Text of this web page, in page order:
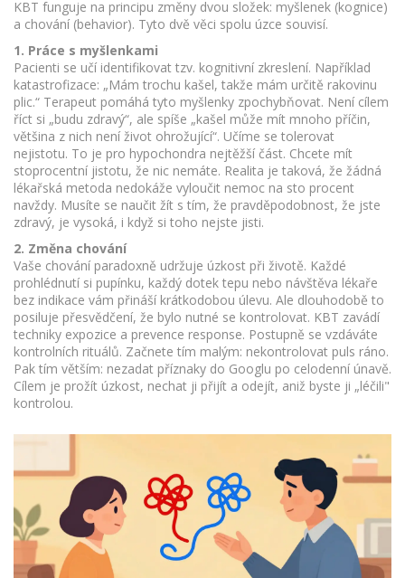
KBT funguje na principu změny dvou složek: myšlenek (kognice)
a chování (behavior). Tyto dvě věci spolu úzce souvisí.
1. Práce s myšlenkami
Pacienti se učí identifikovat tzv. kognitivní zkreslení. Například
katastrofizace: „Mám trochu kašel, takže mám určitě rakovinu
plic.“ Terapeut pomáhá tyto myšlenky zpochybňovat. Není cílem
říct si „budu zdravý“, ale spíše „kašel může mít mnoho příčin,
většina z nich není život ohrožující“. Učíme se tolerovat
nejistotu. To je pro hypochondra nejtěžší část. Chcete mít
stoprocentní jistotu, že nic nemáte. Realita je taková, že žádná
lékařská metoda nedokáže vyloučit nemoc na sto procent
navždy. Musíte se naučit žít s tím, že pravděpodobnost, že jste
zdravý, je vysoká, i když si toho nejste jisti.
2. Změna chování
Vaše chování paradoxně udržuje úzkost při životě. Každé
prohlédnutí si pupínku, každý dotek tepu nebo návštěva lékaře
bez indikace vám přináší krátkodobou úlevu. Ale dlouhodobě to
posiluje přesvědčení, že bylo nutné se kontrolovat. KBT zavádí
techniky expozice a prevence response. Postupně se vzdáváte
kontrolních rituálů. Začnete tím malým: nekontrolovat puls ráno.
Pak tím větším: nezadat příznaky do Googlu po celodenní únavě.
Cílem je prožít úzkost, nechat ji přijít a odejít, aniž byste ji „léčili"
kontrolou.